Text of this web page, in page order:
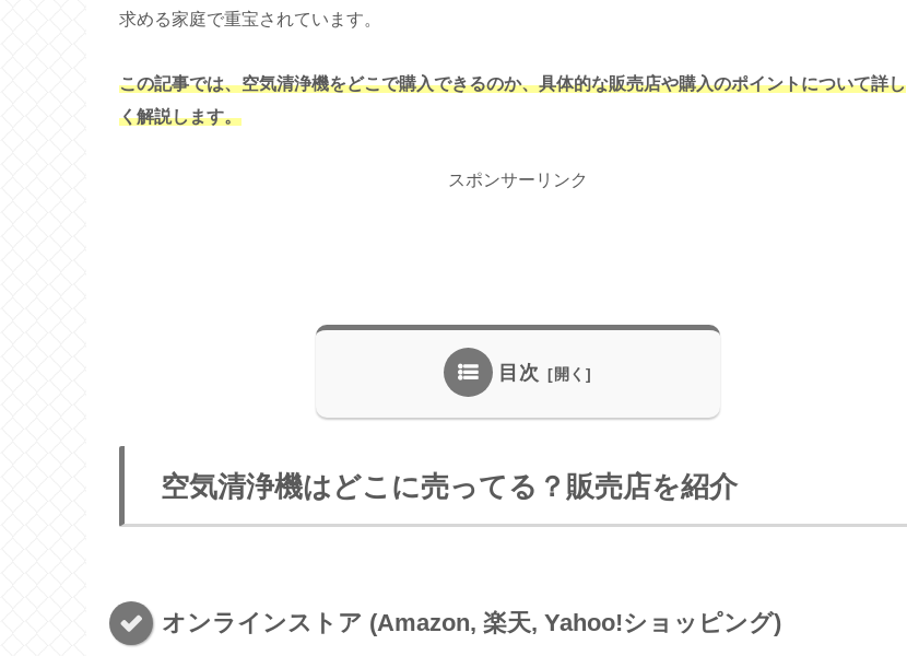
求める家庭で重宝されています。
この記事では、空気清浄機をどこで購入できるのか、具体的な販売店や購入のポイントについて詳し
く解説します。
スポンサーリンク
目次
空気清浄機はどこに売ってる？販売店を紹介
オンラインストア (Amazon, 楽天, Yahoo!ショッピング)